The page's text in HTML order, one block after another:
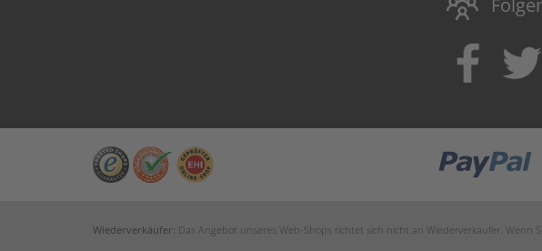
Wiederverkäufer: Das Angebot unseres Web-Shops richtet sich nicht an Wiederverkäufer. Wenn